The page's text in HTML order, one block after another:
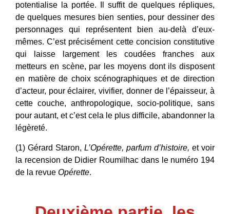
potentialise la portée. Il suffit de quelques répliques,
de quelques mesures bien senties, pour dessiner des
personnages qui représentent bien au-delà d’eux-
mêmes. C’est précisément cette concision constitutive
qui laisse largement les coudées franches aux
metteurs en scène, par les moyens dont ils disposent
en matière de choix scénographiques et de direction
d’acteur, pour éclairer, vivifier, donner de l’épaisseur, à
cette couche, anthropologique, socio-politique, sans
pour autant, et c’est cela le plus difficile, abandonner la
légèreté.
(1) Gérard Staron, L’Opérette, parfum d’histoire, et voir
la recension de Didier Roumilhac dans le numéro 194
de la revue Opérette.